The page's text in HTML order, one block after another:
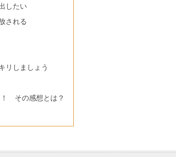
したい
される
リしましょう
！ その感想とは？